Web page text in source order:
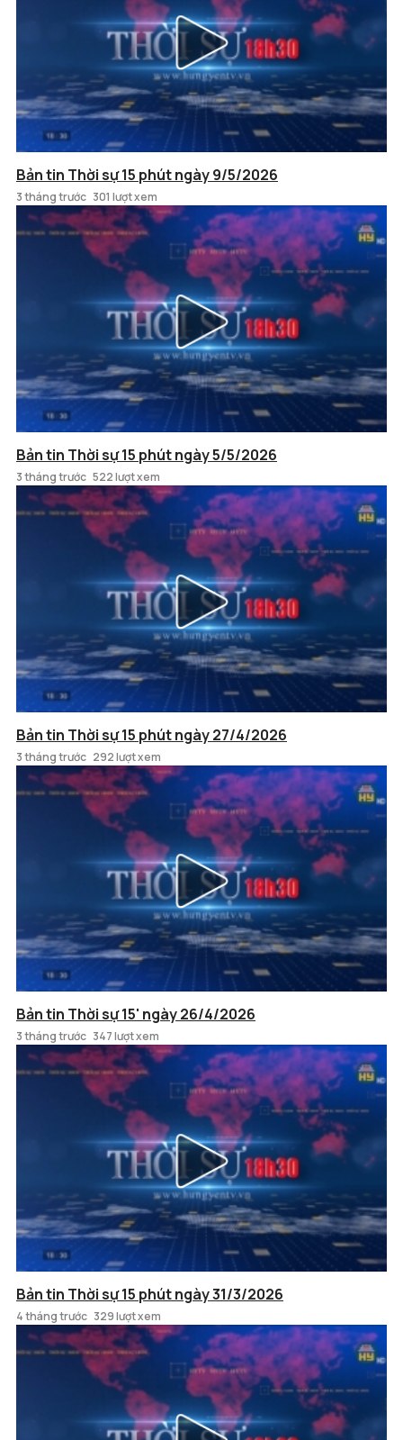
Bản tin Thời sự 15 phút ngày 9/5/2026
3 tháng trước 301 lượt xem
Bản tin Thời sự 15 phút ngày 5/5/2026
3 tháng trước 522 lượt xem
Bản tin Thời sự 15 phút ngày 27/4/2026
3 tháng trước 292 lượt xem
Bản tin Thời sự 15' ngày 26/4/2026
3 tháng trước 347 lượt xem
Bản tin Thời sự 15 phút ngày 31/3/2026
4 tháng trước 329 lượt xem